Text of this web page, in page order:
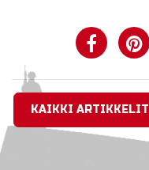
KAIKKI ARTIKKELIT